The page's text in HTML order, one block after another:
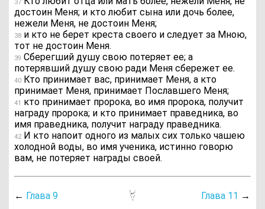
37
достоин Меня; и кто любит сына или дочь более,
нежели Меня, не достоин Меня;
38 и кто не берет креста своего и следует за Мною,
тот не достоин Меня.
39 Сберегший душу свою потеряет ее; а
потерявший душу свою ради Меня сбережет ее.
40 Кто принимает вас, принимает Меня, а кто
принимает Меня, принимает Пославшего Меня;
41 кто принимает пророка, во имя пророка, получит
награду пророка; и кто принимает праведника, во
имя праведника, получит награду праведника.
42И кто напоит одного из малых сих только чашею
холодной воды, во имя ученика, истинно говорю
вам, не потеряет награды своей.
← Глава 9 Глава 11 →